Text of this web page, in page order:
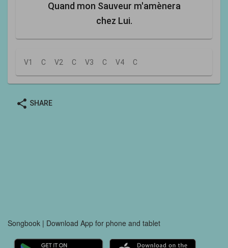
Quand mon Sauveur m'amènera
chez Lui.
V1 C V2 C V3 C V4 C
share SHARE
Songbook | Download App for phone and tablet